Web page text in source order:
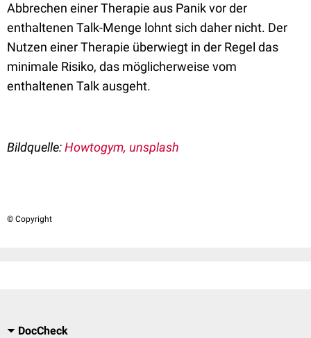
Abbrechen einer Therapie aus Panik vor der
enthaltenen Talk-Menge lohnt sich daher nicht. Der
Nutzen einer Therapie überwiegt in der Regel das
minimale Risiko, das möglicherweise vom
enthaltenen Talk ausgeht.
Bildquelle:Howtogym, unsplash
© Copyright
DocCheck